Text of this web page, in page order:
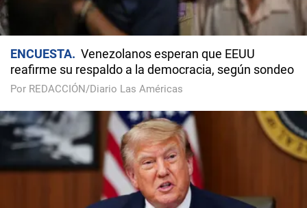
ENCUESTA
Venezolanos esperan que EEUU
reafirme su respaldo a la democracia, según sondeo
Por REDACCIÓN/Diario Las Américas